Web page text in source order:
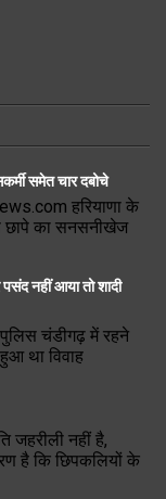
समेत चार दबोचे
हरियाणा के
छापे का सनसनीखेज
नहीं आया तो शादी
चंडीगढ़ में रहने
था विवाह
जहरीली नहीं है,
है कि छिपकलियों के